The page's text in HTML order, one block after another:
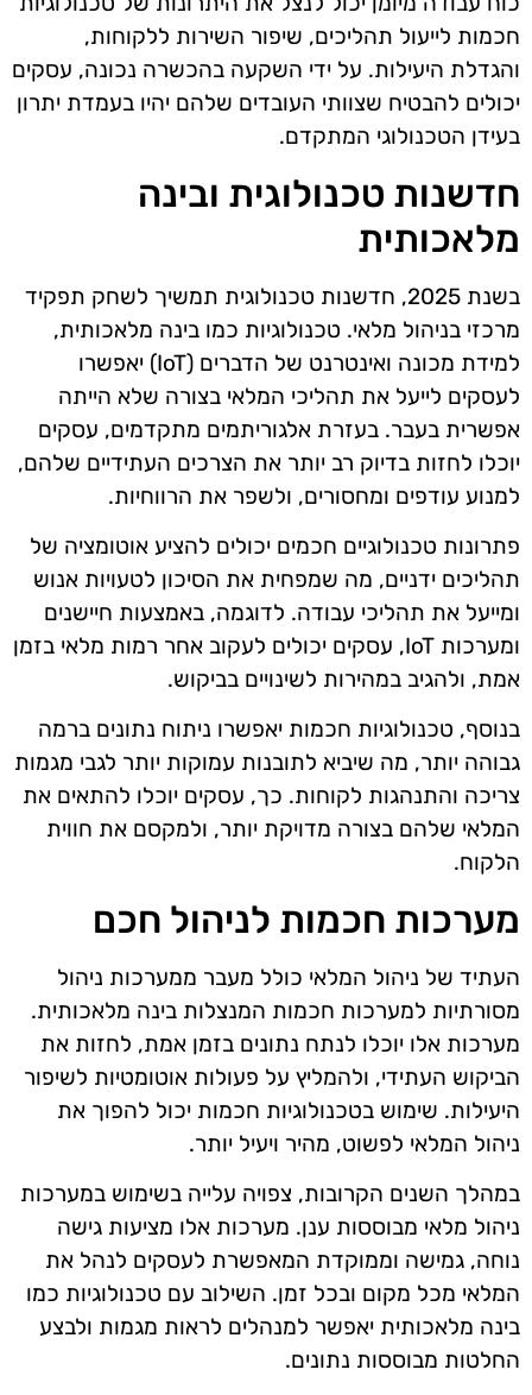
חכמות לייעול תהליכים, שיפור השירות ללקוחות,
והגדלת היעילות. על ידי השקעה בהכשרה נכונה, עסקים
יכולים להבטיח שצוותי העובדים שלהם יהיו בעמדת יתרון
בעידן הטכנולוגי המתקדם.
חדשנות טכנולוגית ובינה
מלאכותית
בשנת 2025, חדשנות טכנולוגית תמשיך לשחק תפקיד
מרכזי בניהול מלאי. טכנולוגיות כמו בינה מלאכותית,
למידת מכונה ואינטרנט של הדברים (IoT) יאפשרו
לעסקים לייעל את תהליכי המלאי בצורה שלא הייתה
אפשרית בעבר. בעזרת אלגוריתמים מתקדמים, עסקים
יוכלו לחזות בדיוק רב יותר את הצרכים העתידיים שלהם,
למנוע עודפים ומחסורים, ולשפר את הרווחיות.
פתרונות טכנולוגיים חכמים יכולים להציע אוטומציה של
תהליכים ידניים, מה שמפחית את הסיכון לטעויות אנוש
ומייעל את תהליכי עבודה. לדוגמה, באמצעות חיישנים
ומערכות IoT, עסקים יכולים לעקוב אחר רמות מלאי בזמן
אמת, ולהגיב במהירות לשינויים בביקוש.
בנוסף, טכנולוגיות חכמות יאפשרו ניתוח נתונים ברמה
גבוהה יותר, מה שיביא לתובנות עמוקות יותר לגבי מגמות
צריכה והתנהגות לקוחות. כך, עסקים יוכלו להתאים את
המלאי שלהם בצורה מדויקת יותר, ולמקסם את חווית
הלקוח.
מערכות חכמות לניהול חכם
העתיד של ניהול המלאי כולל מעבר ממערכות ניהול
מסורתיות למערכות חכמות המנצלות בינה מלאכותית.
מערכות אלו יוכלו לנתח נתונים בזמן אמת, לחזות את
הביקוש העתידי, ולהמליץ על פעולות אוטומטיות לשיפור
היעילות. שימוש בטכנולוגיות חכמות יכול להפוך את
ניהול המלאי לפשוט, מהיר ויעיל יותר.
במהלך השנים הקרובות, צפויה עלייה בשימוש במערכות
ניהול מלאי מבוססות ענן. מערכות אלו מציעות גישה
נוחה, גמישה וממוקדת המאפשרת לעסקים לנהל את
המלאי מכל מקום ובכל זמן. השילוב עם טכנולוגיות כמו
בינה מלאכותית יאפשר למנהלים לראות מגמות ולבצע
החלטות מבוססות נתונים.